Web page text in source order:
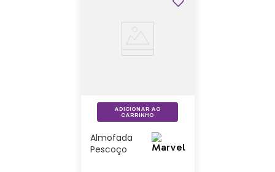
Almofada
Pescoço
ADICIONAR AO
CARRINHO